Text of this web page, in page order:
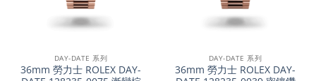
DAY-DATE 系列
36mm 勞力士 ROLEX DAY-
DAY-DATE 系列
36mm 勞力士 ROLEX DAY-